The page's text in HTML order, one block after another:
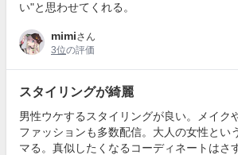
い"と思わせてくれる。
mimiさん
3位の評価
スタイリングが綺麗
男性ウケするスタイリングが良い。メイク
ファッションも多数配信。大人の女性とい
マる。真似したくなるコーディネートはさ